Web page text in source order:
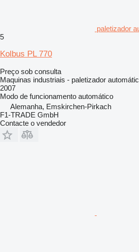
paletizador
5
Kolbus PL 770
Preço sob consulta
Maquinas industriais - paletizador
2007
Modo de funcionamento automático
Alemanha, Emskirchen-Pirkach
F1-TRADE GmbH
Contacte o vendedor